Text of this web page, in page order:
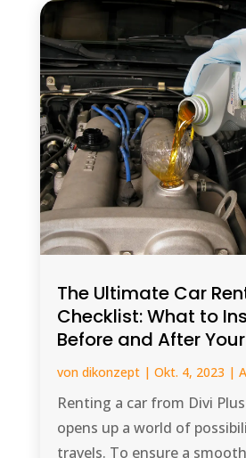
The Ultimate Car
Checklist: What to
Before and After
von dikonzept| Okt. 4, 2023 |
Renting a car from Divi
opens up a world of
travels. To ensure a